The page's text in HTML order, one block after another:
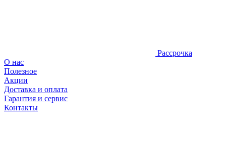
Рассрочка
О нас
Полезное
Акции
Доставка и оплата
Гарантия и сервис
Контакты